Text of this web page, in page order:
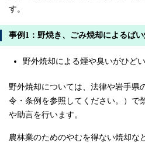
す。
事例1：野焼き、ごみ焼却によるば
野外焼却による煙や臭いがひどい
野外焼却については、法律や岩手県
令・条例を参照してください。）で
や助言を行います。
農林業のためのやむを得ない焼却な